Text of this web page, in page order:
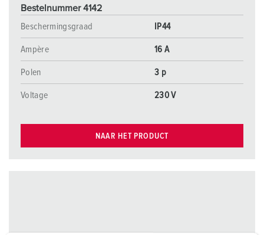
Bestelnummer 4142
Beschermingsgraad
IP44
Ampère 16 A
Polen 3 p
Voltage 230 V
NAAR HET PRODUCT